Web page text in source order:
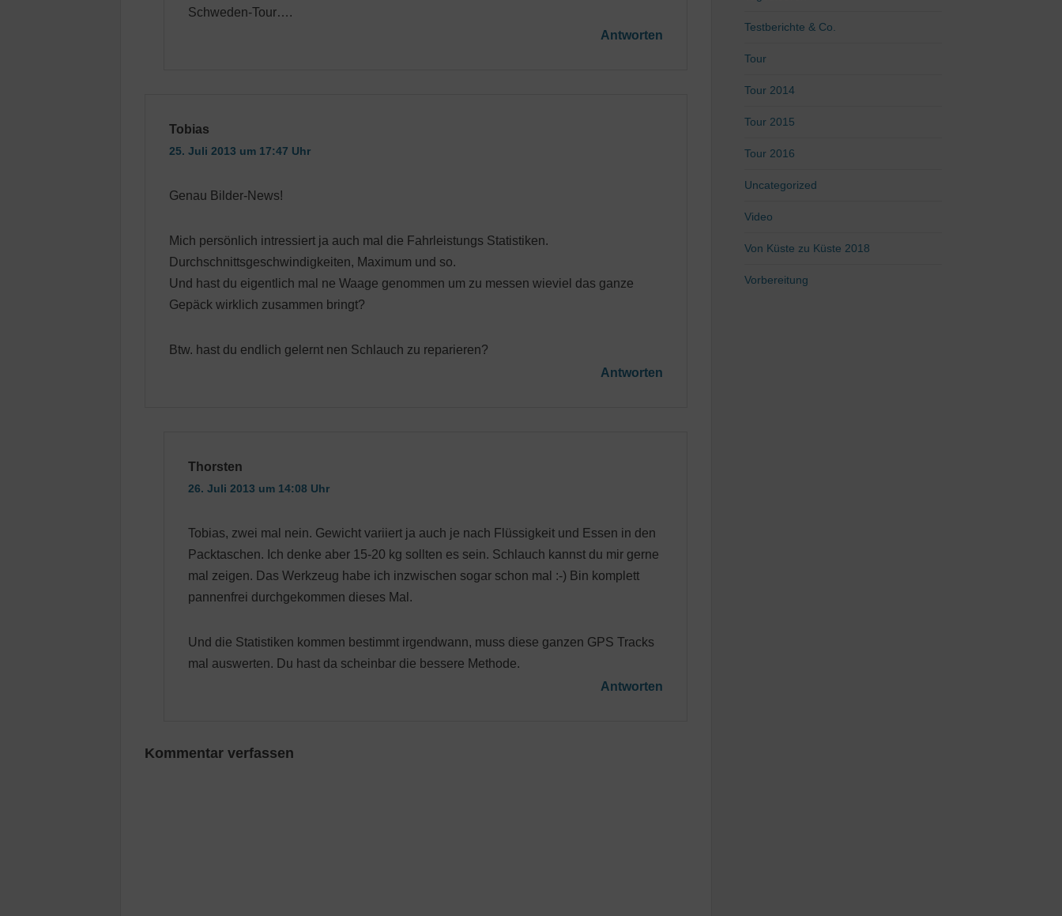
Schweden-Tour….
Antworten
Tobias
25. Juli 2013 um 17:47 Uhr
Genau Bilder-News!
Mich persönlich intressiert ja auch mal die Fahrleistungs Statistiken.
Durchschnittsgeschwindigkeiten, Maximum und so.
Und hast du eigentlich mal ne Waage genommen um zu messen wieviel das ganze
Gepäck wirklich zusammen bringt?
Btw. hast du endlich gelernt nen Schlauch zu reparieren?
Antworten
Thorsten
26. Juli 2013 um 14:08 Uhr
Tobias, zwei mal nein. Gewicht variiert ja auch je nach Flüssigkeit und Essen in den
Packtaschen. Ich denke aber 15-20 kg sollten es sein. Schlauch kannst du mir gerne
mal zeigen. Das Werkzeug habe ich inzwischen sogar schon mal :-) Bin komplett
pannenfrei durchgekommen dieses Mal.
Und die Statistiken kommen bestimmt irgendwann, muss diese ganzen GPS Tracks
mal auswerten. Du hast da scheinbar die bessere Methode.
Antworten
Kommentar verfassen
Testberichte & Co.
Tour
Tour 2014
Tour 2015
Tour 2016
Uncategorized
Video
Von Küste zu Küste 2018
Vorbereitung